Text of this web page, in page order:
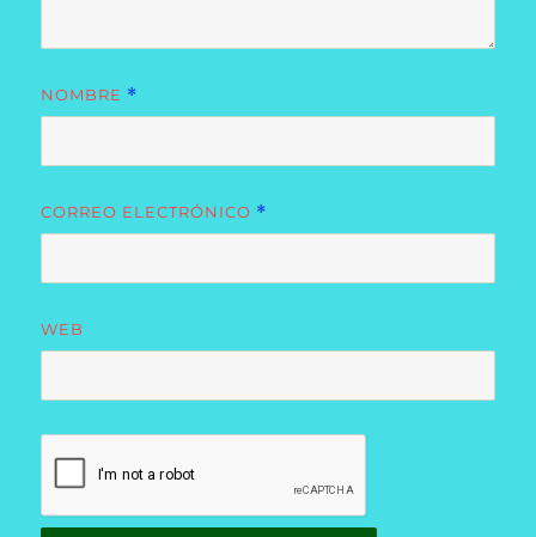
NOMBRE *
CORREO ELECTRÓNICO *
WEB